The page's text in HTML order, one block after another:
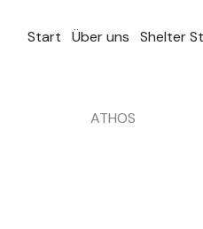
InhaltStart Über uns Shelter
ATHOS